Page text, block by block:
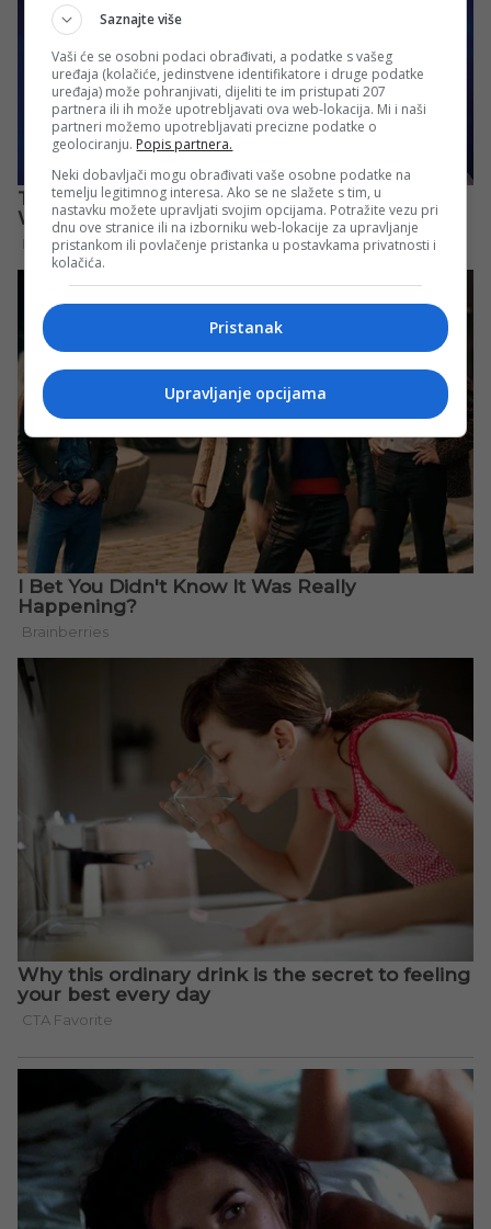
Saznajte više
Vaši će se osobni podaci obrađivati, a podatke s vašeg
uređaja (kolačiće, jedinstvene identifikatore i druge podatke
uređaja) može pohranjivati, dijeliti te im pristupati 207
partnera ili ih može upotrebljavati ova web-lokacija. Mi i naši
partneri možemo upotrebljavati precizne podatke o
geolociranju. Popis partnera.
Neki dobavljači mogu obrađivati vaše osobne podatke na
temelju legitimnog interesa. Ako se ne slažete s tim, u
nastavku možete upravljati svojim opcijama. Potražite vezu pri
dnu ove stranice ili na izborniku web-lokacije za upravljanje
pristankom ili povlačenje pristanka u postavkama privatnosti i
kolačića.
Pristanak
Upravljanje opcijama